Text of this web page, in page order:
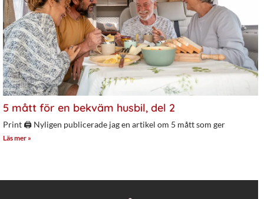
5 mått för en bekväm husbil, del 2
Print 🖨 Nyligen publicerade jag en artikel om 5 mått som ger
Läs mer »